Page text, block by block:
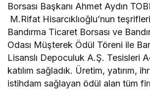
Borsası Başkanı Ahmet Aydın
M.Rifat Hisarcıklıoğlu’nun
Bandırma Ticaret Borsası ve
Odası Müşterek Ödül Töreni ile
Lisanslı Depoculuk A.Ş. Tesisleri
katılım sağladık. Üretim, yatırım,
istihdam sağlayan ödül alan tüm